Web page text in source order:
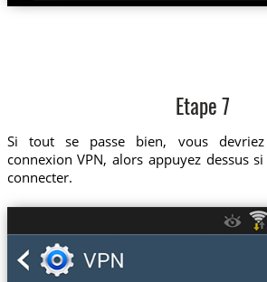
Etape 7
Si tout se passe bien, vous
connexion VPN, alors appuyez dessus
connecter.